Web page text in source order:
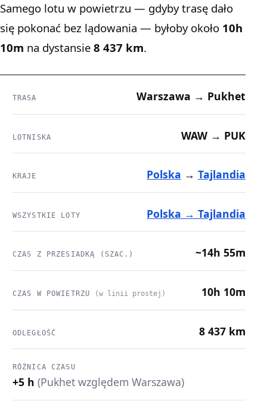
Samego lotu w powietrzu — gdyby trasę dało
się pokonać bez lądowania — byłoby około 10h
10m na dystansie 8 437 km.
TRASA Warszawa → Pukhet
LOTNISKA WAW → PUK
KRAJE Polska →Tajlandia
WSZYSTKIE LOTY Polska → Tajlandia
CZAS Z PRZESIADKĄ (SZAC.) ~14h 55m
CZAS W POWIETRZU (w linii prostej) 10h 10m
ODLEGŁOŚĆ 8 437 km
RÓŻNICA CZASU
+5 h (Pukhet względem Warszawa)